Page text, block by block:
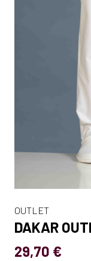
OUTLET
DAKAR
29,70 €